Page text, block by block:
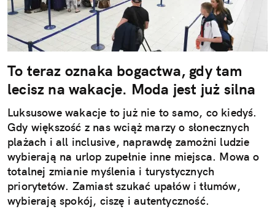
To teraz oznaka bogactwa, gdy tam
lecisz na wakacje. Moda jest już silna
Luksusowe wakacje to już nie to samo, co kiedyś.
Gdy większość z nas wciąż marzy o słonecznych
plażach i all inclusive, naprawdę zamożni ludzie
wybierają na urlop zupełnie inne miejsca. Mowa o
totalnej zmianie myślenia i turystycznych
priorytetów. Zamiast szukać upałów i tłumów,
wybierają spokój, ciszę i autentyczność.